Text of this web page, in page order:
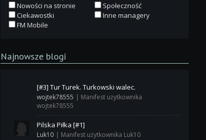
Nowości na stronie
Społeczność
Ciekawostki
Inne managery
FM Mobile
Najnowsze blogi
[#3] Tur Turek. Turkowski walec.
wojtek78555 | Manifest użytkownika
wojtek78555
Pilska Piłka [#1]
Luk10 | Manifest użytkownika Luk10